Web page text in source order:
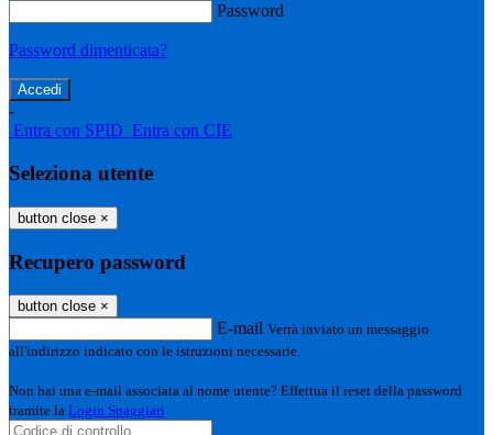
Password
Password dimenticata?
-
Entra con SPID Entra con CIE
Seleziona utente
button close ×
Recupero password
button close ×
E-mail Verrà inviato un messaggio
all'indirizzo indicato con le istruzioni necessarie.
Non hai una e-mail associata al nome utente? Effettua il reset della password
tramite la Login Spaggiari